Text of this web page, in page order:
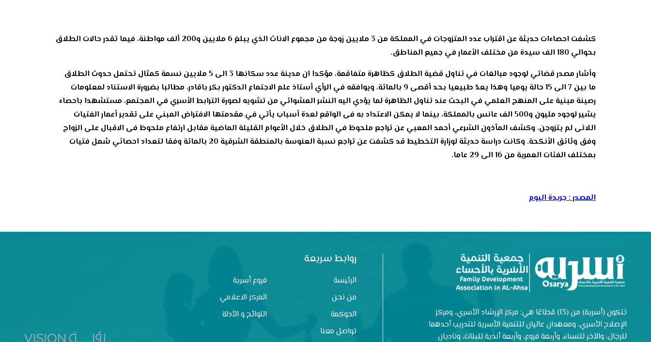
كشفت احصاءات حديثة عن اقتراب عدد المتزوجات في المملكة من 3 ملايين زوجة من مجموع الاناث الذي يبلغ 6 ملايين و200 ألف مواطنة، فيما تقدر حالات الطلاق
بحوالي 180 الف سيدة من مختلف الأعمار في جميع المناطق.
وأشار مصدر قضائي لوجود مبالغات في تناول قضية الطلاق كظاهرة متفاقمة، مؤكدا ان مدينة عدد سكانها 3 الى 5 ملايين نسمة كمثال تحتمل حدوث الطلاق
ما بين 7 الى 15 حالة يوميا وهذا يعدّ طبيعيا بحد أقصى 9 بالمائة، ويوافقه في الرأي أستاذ علم الاجتماع الدكتور بكر باقادر، مطالبا بضرورة الاستناد لمعلومات
رصينة مبنية على المنهج العلمي في البحث عند تناول الظاهرة لما يؤدي اليه النشر العشوائي من تشويه لصورة الترابط الأسري في المجتمع، مستشهدا باحصاء
يشير لوجود مليون و500 الف عانس بالمملكة، بينما لا يمكن الاعتداد به فى الواقع لعدة أسباب يأتي في مقدمتها الافتراض المبني على تقدير أعمار الفتيات
اللاتى لم يتزوجن، وكشف المأذون الشرعي أحمد المعبي عن تراجع ملحوظ في الطلاق خلال الأعوام القليلة الماضية مقابل ارتفاع ملحوظ فى الاقبال على الزواج
وفق وثائق الأنكحة. وكانت دراسة حديثة لوزارة التخطيط قد كشفت عن تراجع نسبة العنوسة بالمنطقة الشرقية 20 بالمائة وفقا لتعداد احصائي شمل فتيات
بمختلف الفئات العمرية من 16 الى 29 عاما.
المصدر : جريدة اليوم
تتكون (أسرية) من (13) قطاعًا هي: مركز الإرشاد الأسري، ومركز
الإصلاح الأسري، ومعهدان عاليان للتنمية الأسرية للتدريب أحدهما
للرجال، والآخر للنساء، وأربعة فروع، وأربعة أندية للبنات، وناديان
روابط سريعة
الرئيسة
فروع أسرية
من نحن
المركز الاعلامي
الحوكمة
اللوائح و الأدلة
تواصل معنا